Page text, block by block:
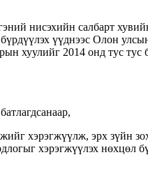
нисэхийн салбарт
үүднээс Олон
хуулийг 2014 онд тус тус
хэрэгжүүлж, эрх зүйн
хэрэгжүүлэх нөхцөл